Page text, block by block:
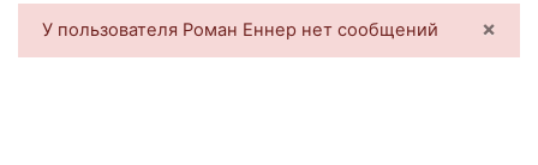
×
У пользователя Роман Еннер нет сообщений